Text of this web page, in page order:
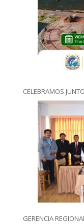
CELEBRAMOS
GERENCIA